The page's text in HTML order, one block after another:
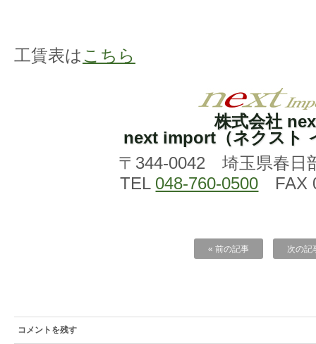
工賃表は こちら
株式会社
next import（ネクスト
〒344-0042 埼玉県春日
TEL 048-760-0500 FAX
« 前の記事 次の記
コメントを残す